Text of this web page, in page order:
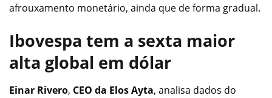
afrouxamento monetário, ainda que de forma gradual.
Ibovespa tem a sexta maior
alta global em dólar
Einar Rivero, CEO da Elos Ayta, analisa dados do